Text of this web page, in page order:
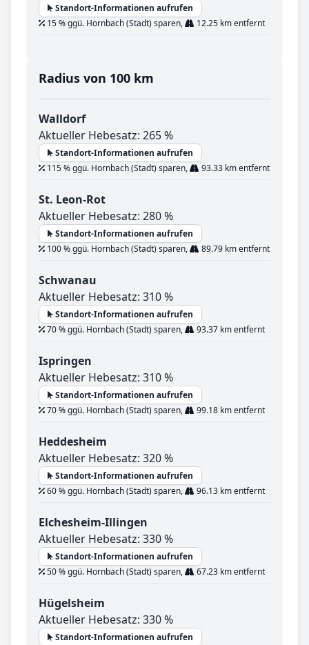
Standort-Informationen aufrufen
15 % ggü. Hornbach (Stadt) sparen,
12.25 km entfernt
Radius von 100 km
Walldorf
Aktueller Hebesatz: 265 %
Standort-Informationen aufrufen
115 % ggü. Hornbach (Stadt) sparen,
93.33 km entfernt
St. Leon-Rot
Aktueller Hebesatz: 280 %
Standort-Informationen aufrufen
100 % ggü. Hornbach (Stadt) sparen,
89.79 km entfernt
Schwanau
Aktueller Hebesatz: 310 %
Standort-Informationen aufrufen
70 % ggü. Hornbach (Stadt) sparen,
93.37 km entfernt
Ispringen
Aktueller Hebesatz: 310 %
Standort-Informationen aufrufen
70 % ggü. Hornbach (Stadt) sparen,
99.18 km entfernt
Heddesheim
Aktueller Hebesatz: 320 %
Standort-Informationen aufrufen
60 % ggü. Hornbach (Stadt) sparen,
96.13 km entfernt
Elchesheim-Illingen
Aktueller Hebesatz: 330 %
Standort-Informationen aufrufen
50 % ggü. Hornbach (Stadt) sparen,
67.23 km entfernt
Hügelsheim
Aktueller Hebesatz: 330 %
Standort-Informationen aufrufen